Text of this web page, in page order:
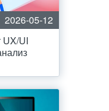
2026-05-12
UX/UI